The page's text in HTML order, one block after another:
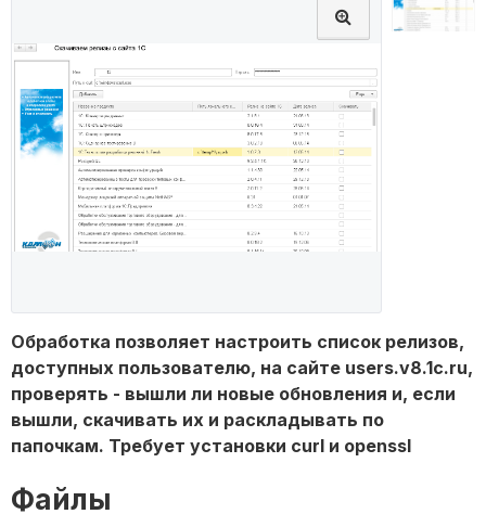
Обработка позволяет настроить список релизов,
доступных пользователю, на сайте users.v8.1c.ru,
проверять - вышли ли новые обновления и, если
вышли, скачивать их и раскладывать по
папочкам. Требует установки curl и openssl
Файлы